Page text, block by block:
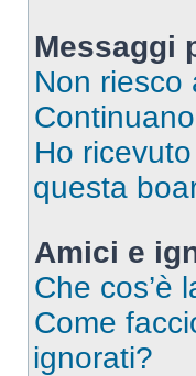
Messaggi
Non riesco
Ho
questa
Amici e
Che cos’è
Come
ignorati?